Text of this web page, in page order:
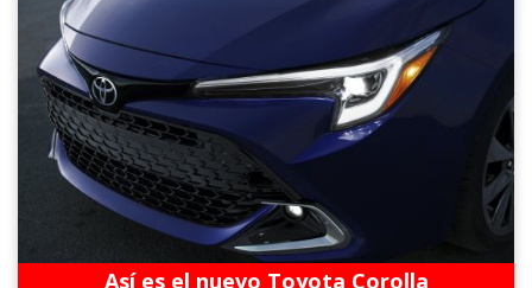
Así es el nuevo Toyota Corolla